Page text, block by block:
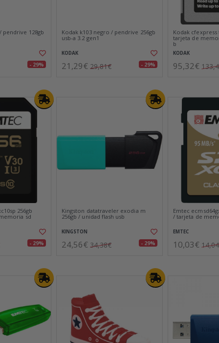
pendrive 128gb
- 29%
Kodak k103 negro / pendrive 256gb
usb-a 3.2 gen1
KODAK
21,29€ 29,81€ - 29%
Kodak
tarjeta de
b
KODAK
95,32€
256gb
sd
- 29%
Kingston datatraveler exodia m
256gb / unidad flash usb
KINGSTON
24,56€ 34,38€ - 29%
Emtec
/ tarjeta de
EMTEC
10,03€